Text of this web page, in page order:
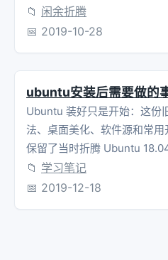
📁 闲余折腾
📅 2019-10-28
ubuntu安装后需要做的
Ubuntu 装好只是开始：这份
法、桌面美化、软件源和常
保留了当时折腾 Ubuntu
📁 学习笔记
📅 2019-12-18